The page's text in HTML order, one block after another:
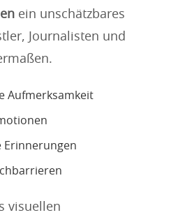
ein unschätzbares
Journalisten und
Aufmerksamkeit
Erinnerungen
visuellen